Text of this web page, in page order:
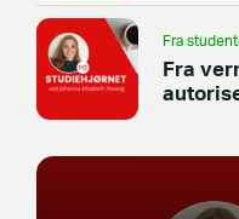
Fra
Fra